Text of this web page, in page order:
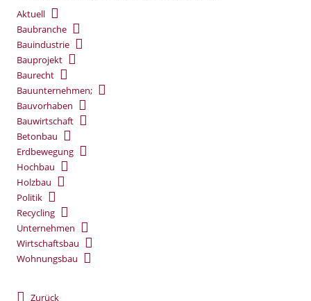
Aktuell
Baubranche
Bauindustrie
Bauprojekt
Baurecht
Bauunternehmen;
Bauvorhaben
Bauwirtschaft
Betonbau
Erdbewegung
Hochbau
Holzbau
Politik
Recycling
Unternehmen
Wirtschaftsbau
Wohnungsbau
Zurück